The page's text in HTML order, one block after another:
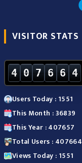
VISITOR STATS
4 0 7 6 6 4
Users Today : 1551
This Month : 36839
This Year : 407657
Total Users : 407664
Views Today : 1551